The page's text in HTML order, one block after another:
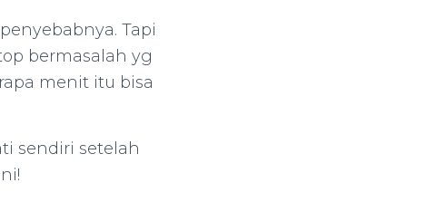
Tapi
bermasalah yg
menit itu bisa
sendiri setelah